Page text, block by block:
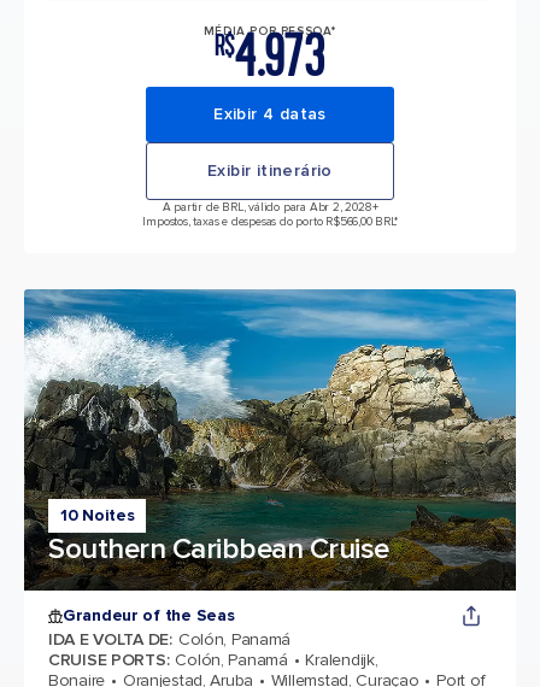
MÉDIA POR PESSOA*
R$4.973
Exibir 4 datas
Exibir itinerário
A partir de BRL, válido para Abr 2, 2028+
Impostos, taxas e despesas do porto R$566,00 BRL*
10 Noites
Southern Caribbean Cruise
Grandeur of the Seas
IDA E VOLTA DE: Colón, Panamá
CRUISE PORTS: Colón, Panamá
Kralendijk,
Bonaire
Oranjestad, Aruba Willemstad, Curaçao Port of